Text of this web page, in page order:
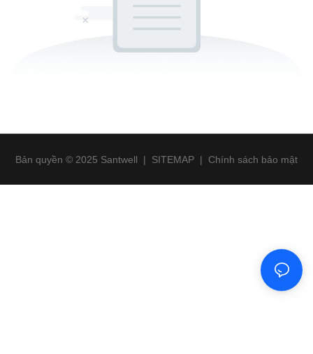
Bản quyền © 2025 Santwell | SITEMAP | Chính sách bảo mật